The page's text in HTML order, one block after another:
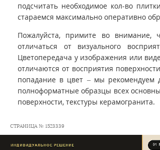
подсчитать необходимое кол-во
стараемся максимально оперативно
Пожалуйста, примите во внимание,
отличаться от визуального
Цветопередача у изображения или
отличаются от восприятия
попадание в цвет – мы рекомендуем
полноформатные образцы всех
поверхности, текстуры керамогранита.
СТРАНИЦА № 1523339